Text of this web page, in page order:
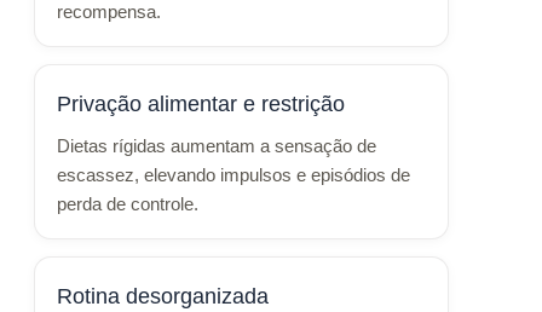
recompensa.
Privação alimentar e restrição
Dietas rígidas aumentam a sensação de
escassez, elevando impulsos e episódios de
perda de controle.
Rotina desorganizada